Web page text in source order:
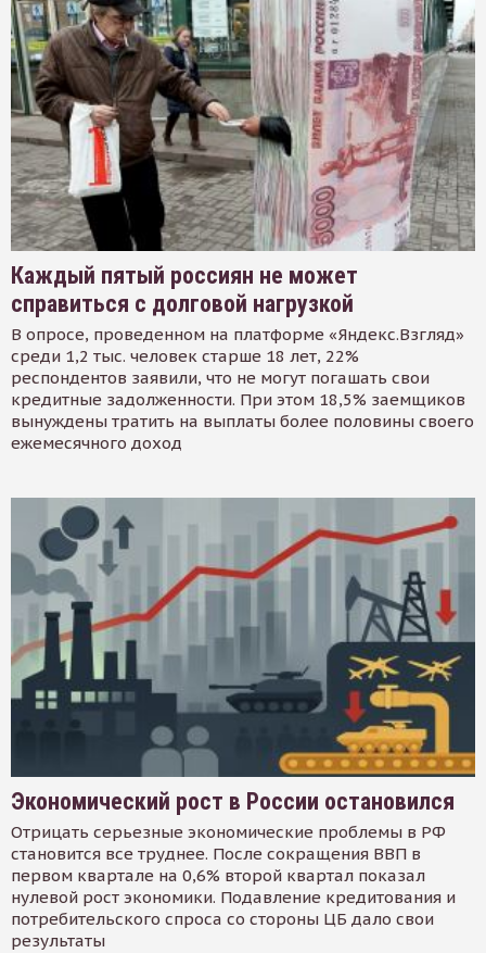
Каждый пятый россиян не может
справиться с долговой нагрузкой
В опросе, проведенном на платформе «Яндекс.Взгляд»
среди 1,2 тыс. человек старше 18 лет, 22%
респондентов заявили, что не могут погашать свои
кредитные задолженности. При этом 18,5% заемщиков
вынуждены тратить на выплаты более половины своего
ежемесячного доход
Экономический рост в России остановился
Отрицать серьезные экономические проблемы в РФ
становится все труднее. После сокращения ВВП в
первом квартале на 0,6% второй квартал показал
нулевой рост экономики. Подавление кредитования и
потребительского спроса со стороны ЦБ дало свои
результаты